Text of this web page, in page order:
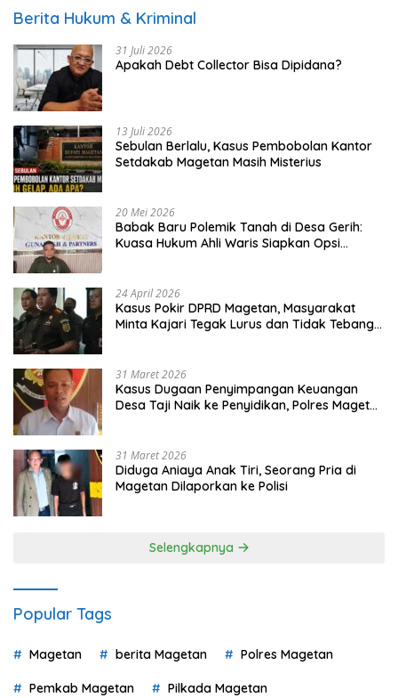
Berita Hukum & Kriminal
31 Juli 2026
Apakah Debt Collector Bisa Dipidana?
13 Juli 2026
Sebulan Berlalu, Kasus Pembobolan Kantor
Setdakab Magetan Masih Misterius
20 Mei 2026
Babak Baru Polemik Tanah di Desa Gerih:
Kuasa Hukum Ahli Waris Siapkan Opsi
24 April 2026
Kasus Pokir DPRD Magetan, Masyarakat
Minta Kajari Tegak Lurus dan Tidak Tebang
31 Maret 2026
Kasus Dugaan Penyimpangan Keuangan
Desa Taji Naik ke Penyidikan, Polres Magetan
31 Maret 2026
Diduga Aniaya Anak Tiri, Seorang Pria di
Magetan Dilaporkan ke Polisi
Selengkapnya
Popular Tags
Magetan berita Magetan Polres Magetan
Pemkab Magetan Pilkada Magetan